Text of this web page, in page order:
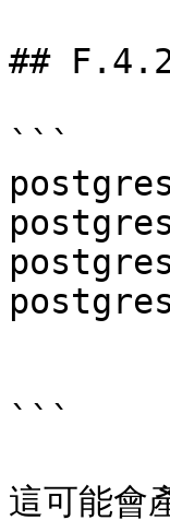
##
```
```
這可能會